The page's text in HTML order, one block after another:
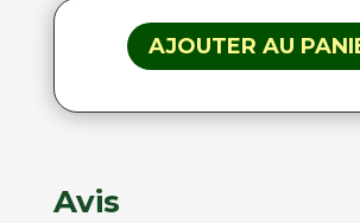
AJOUTER AU
Avis